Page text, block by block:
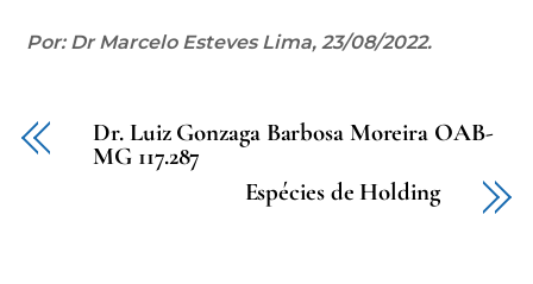
Por: Dr Marcelo Esteves Lima, 23/08/2022.
Dr. Luiz Gonzaga Barbosa Moreira OAB-
MG 117.287
Espécies de Holding